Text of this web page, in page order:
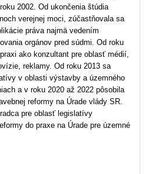
2002. Od ukončenia štúdia
verejnej moci, zúčastňovala sa
práva najmä vedením
orgánov pred súdmi. Od roku
ako konzultant pre oblasť médií,
reklamy. Od roku 2013 sa
v oblasti výstavby a územného
a v roku 2020 až 2022 pôsobila
reformy na Úrade vlády SR.
pre oblasť legislatívy
do praxe na Úrade pre územné